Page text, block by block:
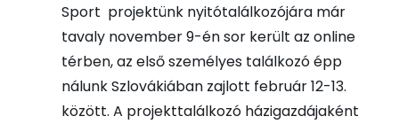
Sport projektünk nyitótalálkozójára már
tavaly november 9-én sor került az online
térben, az első személyes találkozó épp
nálunk Szlovákiában zajlott február 12-13.
között. A projekttalálkozó házigazdájaként